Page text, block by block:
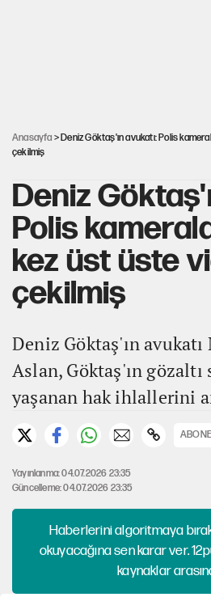
Anasayfa > Deniz Göktaş'ın avukatı: Polis
çekilmiş
Deniz
Polis
kez üst üste
çekilmiş
Deniz Göktaş'ın
Aslan, Göktaş'ın gözaltı
yaşanan hak ihlallerini
Yayınlanma: 04.07.2026 23:35
Güncelleme: 04.07.2026 23:35
Haberlerini algoritmaya
okuyacağına sen karar ver.
kaynaklar